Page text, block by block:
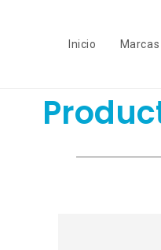
Inicio Marcas